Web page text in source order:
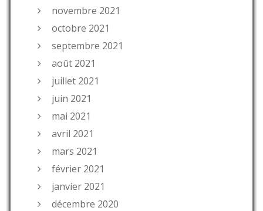
novembre 2021
octobre 2021
septembre 2021
août 2021
juillet 2021
juin 2021
mai 2021
avril 2021
mars 2021
février 2021
janvier 2021
décembre 2020